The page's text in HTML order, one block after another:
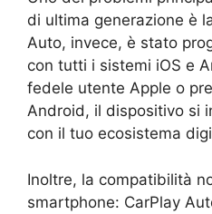
di ultima generazione è
Auto, invece, è stato
con tutti i sistemi iOS e
fedele utente Apple o
Android, il dispositivo si
con il tuo ecosistema
Inoltre, la compatibilità
smartphone: CarPlay